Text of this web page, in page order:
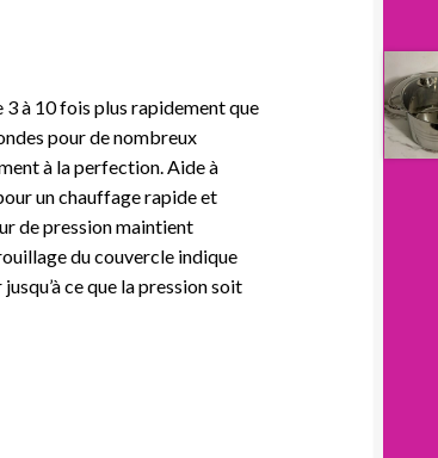
à 10 fois plus rapidement que
pour de nombreux
à la perfection. Aide à
un chauffage rapide et
de pression maintient
du couvercle indique
ce que la pression soit